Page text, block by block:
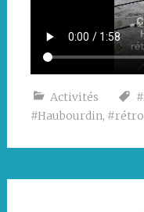
Activités
#Haubourdin,